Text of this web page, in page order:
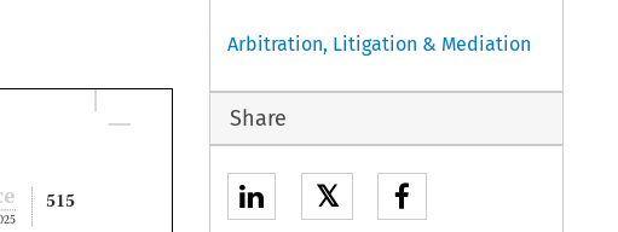



Arbitration, Litigation & Mediation
Share
𝕏